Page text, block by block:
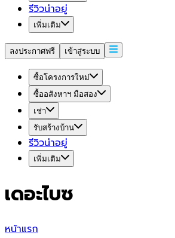
รีวิวน่าอยู่
เพิ่มเติม
ลงประกาศฟรี เข้าสู่ระบบ
ซื้อโครงการใหม่
ซื้ออสังหาฯ มือสอง
เช่า
รับสร้างบ้าน
รีวิวน่าอยู่
เพิ่มเติม
เดอะไบซ
หน้าแรก